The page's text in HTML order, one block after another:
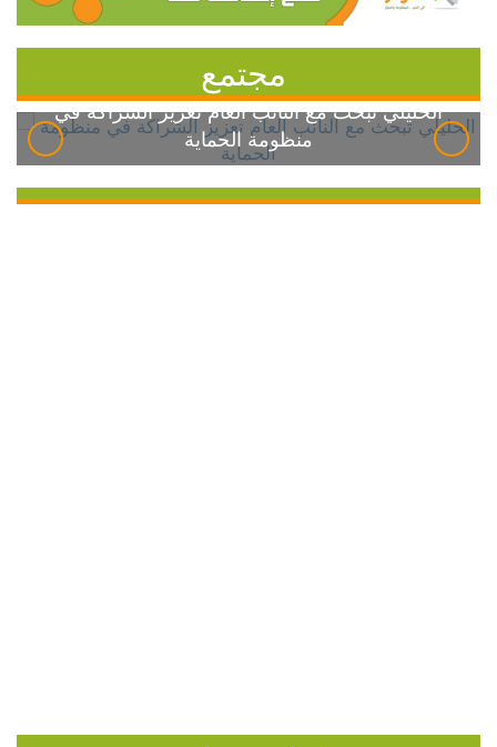
مجتمع
الخليلي تبحث مع النائب العام تعزيز الشراكة في
منظومة الحماية